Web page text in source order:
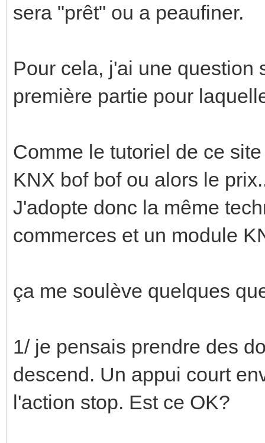
sera "prêt" ou a peaufiner.
Pour cela, j'ai une question
première partie pour
Comme le tutoriel de ce
KNX bof bof ou alors le
J'adopte donc la même
commerces et un module
ça me soulève quelques
1/ je pensais prendre des
descend. Un appui court
l'action stop. Est ce OK?